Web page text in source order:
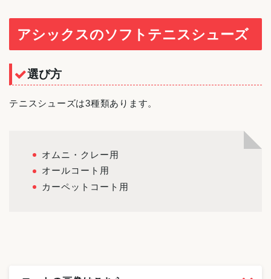
アシックスのソフトテニスシューズ
選び方
テニスシューズは3種類あります。
オムニ・クレー用
オールコート用
カーペットコート用